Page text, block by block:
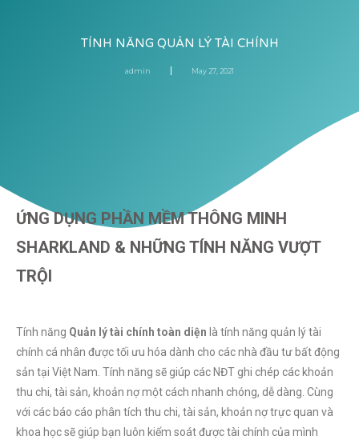
TÍNH NĂNG QUẢN LÝ TÀI CHÍNH
admin May 27, 2021
ỨNG DỤNG PHẦN MỀM THÔNG MINH
SHARKLAND & NHỮNG TÍNH NĂNG VƯỢT
TRỘI
Tính năng Quản lý tài chính toàn diện là tính năng quản lý tài
chính cá nhân được tối ưu hóa dành cho các nhà đầu tư bất động
sản tại Việt Nam. Tính năng sẽ giúp các NĐT ghi chép các khoản
thu chi, tài sản, khoản nợ một cách nhanh chóng, dễ dàng. Cùng
với các báo cáo phân tích thu chi, tài sản, khoản nợ trực quan và
khoa học sẽ giúp bạn luôn kiểm soát được tài chính của mình